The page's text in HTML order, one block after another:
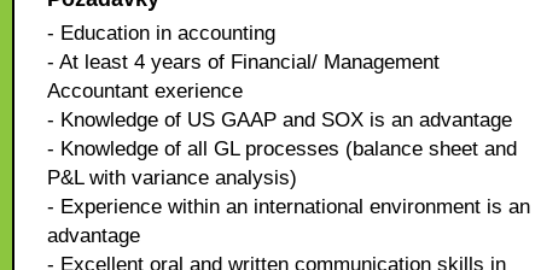
- Education in accounting
- At least 4 years of Financial/ Management
Accountant exerience
- Knowledge of US GAAP and SOX is an advantage
- Knowledge of all GL processes (balance sheet and
P&L with variance analysis)
- Experience within an international environment is an
advantage
- Excellent oral and written communication skills in